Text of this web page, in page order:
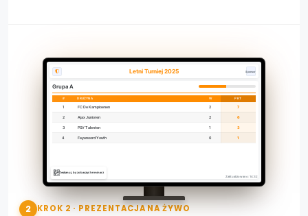
Letni Turniej 2025 Sponsor
Grupa A
# DRUŻYNA W PKT
1 FC De Kampioenen 2 7
2 Ajax Junioren 2 6
3 PSV Talenten 1 3
4 Feyenoord Youth 0 1
Zeskanuj, by zobaczyć terminarz
Zaktualizowano: 14:32
2 KROK 2 · PREZENTACJA NA ŻYWO